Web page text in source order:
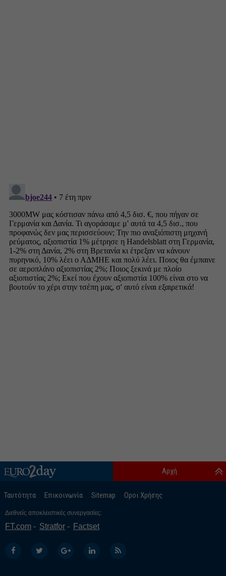
Ταυτότητα Επικοινωνία Sitemap Οροι Χρήσης
Αρχή
Διεθνείς αποκλειστικές συνεργασίες:
FT.com Stratfor Factset